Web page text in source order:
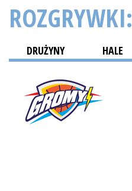
ROZGRYWKI:
DRUŻYNY HALE